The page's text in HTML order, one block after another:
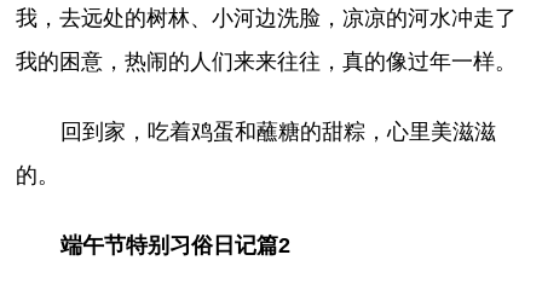
我，去远处的树林、小河边洗脸，凉凉的河水冲走了
我的困意，热闹的人们来来往往，真的像过年一样。
回到家，吃着鸡蛋和蘸糖的甜粽，心里美滋滋
的。
端午节特别习俗日记篇2